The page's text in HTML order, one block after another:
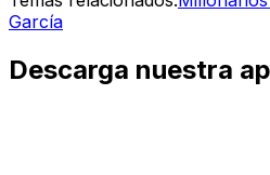
García
Descarga nuestra